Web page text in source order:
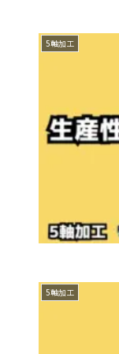
5軸加工
5軸加工